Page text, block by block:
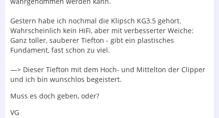
Gestern habe ich nochmal die Klipsch KG3.5 gehört.
Wahrscheinlich kein HiFi, aber mit verbesserter Weiche:
Ganz toller, sauberer Tiefton - gibt ein plastisches
Fundament, fast schon zu viel.
—> Dieser Tiefton mit dem Hoch- und Mittelton der Clipper
und ich bin wunschlos begeistert.
Muss es doch geben, oder?
VG